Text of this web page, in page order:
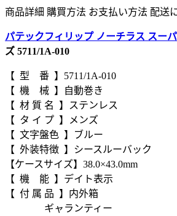
商品詳細 購買方法 お支払い方法 配送
パテックフィリップ ノーチラス スー
ズ 5711/1A-010
【 型 番 】5711/1A-010
【 機 械 】自動巻き
【 材 質 名 】ステンレス
【 タ イ プ 】メンズ
【 文字盤色 】ブルー
【 外装特徴 】シースルーバック
【ケースサイズ】38.0×43.0mm
【 機 能 】デイト表示
【 付 属 品 】内外箱
ギャランティー